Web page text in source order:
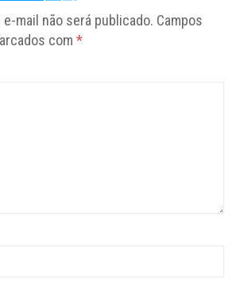
mail não será publicado. Campos
com *